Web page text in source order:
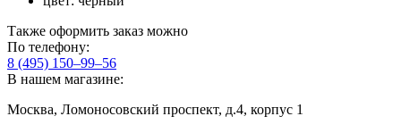
Также оформить заказ можно
По телефону:
8 (495) 150–99–56
В нашем магазине:
Москва, Ломоносовский проспект, д.4, корпус 1